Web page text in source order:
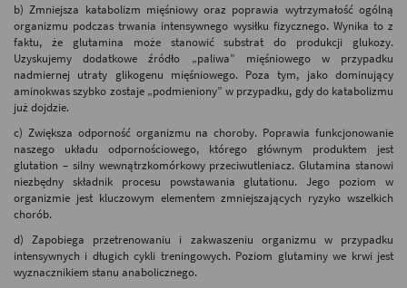
b) Zmniejsza katabolizm mięśniowy oraz poprawia wytrzymałość ogólną
organizmu podczas trwania intensywnego wysiłku fizycznego. Wynika to z
faktu, że glutamina może stanowić substrat do produkcji glukozy.
Uzyskujemy dodatkowe źródło „paliwa” mięśniowego w przypadku
nadmiernej utraty glikogenu mięśniowego. Poza tym, jako dominujący
aminokwas szybko zostaje „podmieniony” w przypadku, gdy do katabolizmu
już dojdzie.
c) Zwiększa odporność organizmu na choroby. Poprawia funkcjonowanie
naszego układu odpornościowego, którego głównym produktem jest
glutation – silny wewnątrzkomórkowy przeciwutleniacz. Glutamina stanowi
niezbędny składnik procesu powstawania glutationu. Jego poziom w
organizmie jest kluczowym elementem zmniejszających ryzyko wszelkich
chorób.
d) Zapobiega przetrenowaniu i zakwaszeniu organizmu w przypadku
intensywnych i długich cykli treningowych. Poziom glutaminy we krwi jest
wyznacznikiem stanu anabolicznego.